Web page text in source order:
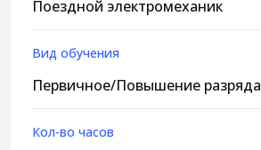
Поездной электромеханик
Вид обучения
Первичное/Повышение разряда
Кол-во часов